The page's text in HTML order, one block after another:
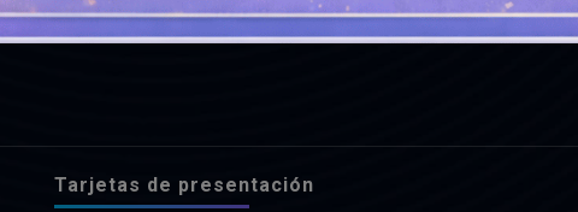
Tarjetas de presentación